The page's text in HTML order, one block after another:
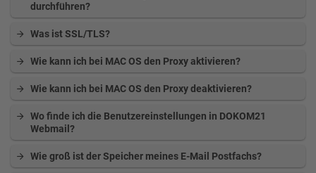
durchführen?
Was ist SSL/TLS?
Wie kann ich bei MAC OS den Proxy aktivieren?
Wie kann ich bei MAC OS den Proxy deaktivieren?
Wo finde ich die Benutzereinstellungen in DOKOM21
Webmail?
Wie groß ist der Speicher meines E-Mail Postfachs?